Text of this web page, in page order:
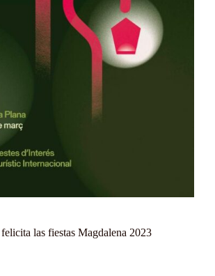
las fiestas Magdalena 2023